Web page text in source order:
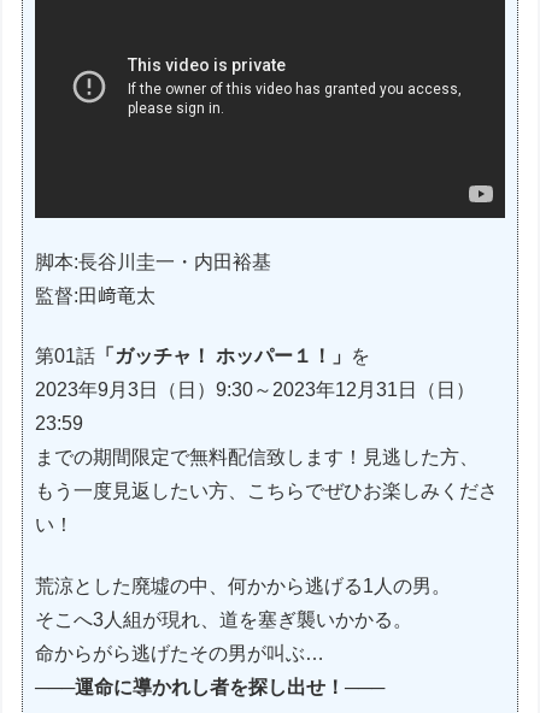
脚本:長谷川圭一・内田裕基
監督:田﨑竜太
第01話 「ガッチャ！ ホッパー１！」
を
2023年9月3日（日）9:30～2023年12月31日（日）
23:59
までの期間限定で無料配信致します！見逃した方、
もう一度見返したい方、こちらでぜひお楽しみくださ
い！
荒涼とした廃墟の中、何かから逃げる1人の男。
そこへ3人組が現れ、道を塞ぎ襲いかかる。
命からがら逃げたその男が叫ぶ…
───運命に導かれし者を探し出せ！───